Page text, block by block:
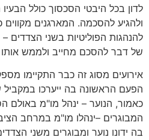
לדון בכל היבטי הסכסוך כולל
ולהגיע להסכמה. המארגנים
להנהגות הפוליטיות בשני הצדדים
של דבר להסכם מחייב ולממש
אירועים מסוג זה כבר התקיימו
הפעם הראשונה בה ייערכו במקביל
כאמור, הנוער – ינהל מו"מ באולם
המבוגרים –ינהלו מו"מ במרחב
בה ידונו נוער ומבוגרים משני